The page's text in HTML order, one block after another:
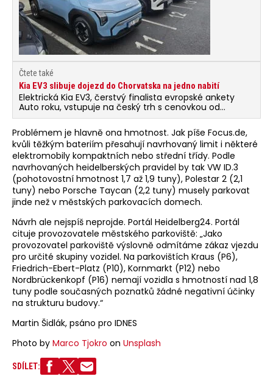
Čtete také
Kia EV3 slibuje dojezd do Chorvatska na jedno nabití
Elektrická Kia EV3, čerstvý finalista evropské ankety
Auto roku, vstupuje na český trh s cenovkou od
899 980 Kč. Je tak jen o 50 tisíc dražší než hybridní Kia
Sportage, zároveň tak posílá „do důchodu“ stávající
elektrickou Kiu podobné velikosti – Niro EV se totiž
prodává s cenovkou od 1 109 980 Kč. A hlavně – EV3
dojede na jedno nabití až do Chorvatska – slibuje totiž
dojezd nad hranici 600 kilometrů.
Problémem je hlavně ona hmotnost. Jak píše Focus.de,
kvůli těžkým bateriím přesahují navrhovaný limit i některé
elektromobily kompaktních nebo střední třídy. Podle
navrhovaných heidelberských pravidel by tak VW ID.3
(pohotovostní hmotnost 1,7 až 1,9 tuny), Polestar 2 (2,1
tuny) nebo Porsche Taycan (2,2 tuny) musely parkovat
jinde než v městských parkovacích domech.
Návrh ale nejspíš neprojde. Portál Heidelberg24. Portál
cituje provozovatele městského parkoviště: „Jako
provozovatel parkoviště výslovně odmítáme zákaz vjezdu
pro určité skupiny vozidel. Na parkovištích Kraus (P6),
Friedrich-Ebert-Platz (P10), Kornmarkt (P12) nebo
Nordbrückenkopf (P16) nemají vozidla s hmotností nad 1,8
tuny podle současných poznatků žádné negativní účinky
na strukturu budovy.“
Martin Šidlák, psáno pro IDNES
Photo by Marco Tjokro on Unsplash
SDÍLET: